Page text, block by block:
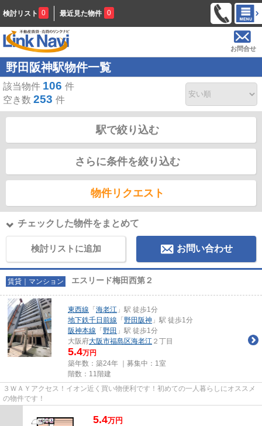
検討リスト 0 最近見た物件 0
お問合せ
野田阪神駅物件一覧
該当物件 106 件
空き数 253 件
駅で絞り込む
さらに条件を絞り込む
物件リクエスト
チェックした物件をまとめて
検討リストに追加 お問い合わせ
賃貸｜マンション エスリード梅田西第２
東西線 「 海老江 」駅 徒歩1分
地下鉄千日前線 「 野田阪神 」駅 徒歩1分
阪神本線 「 野田 」駅 徒歩1分
大阪府大阪市福島区海老江 ２丁目
5.4万円
築年数：築24年 ｜募集中： 1室
階数：11階建
３ＷＡＹアクセス！イオン近く買い物便利です！初めての一人暮らしにオススメ
の物件です！
5.4万円